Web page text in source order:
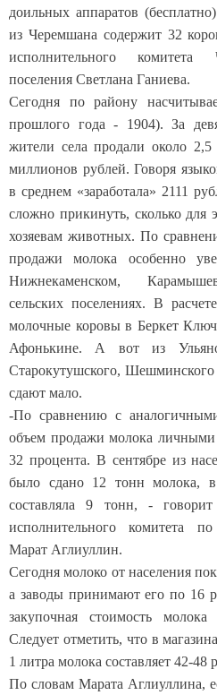
доильных аппаратов
из Черемшана содержит 32
исполнительного комитета
поселения Светлана Ганиева.
Сегодня по району
прошлого года - 1904). За
жители села продали около
миллионов рублей. Говоря
в среднем «заработала» 2111
сложно прикинуть, сколько для
хозяевам животных. По
продажи молока особенно
Нижнекаменском,
сельских поселениях. В
молочные коровы в Беркет
Афонькине. А вот из
Старокутушского, Шешминского
сдают мало.
-По сравнению с
объем продажи молока личными
32 процента. В сентябре из
было сдано 12 тонн молока,
составляла 9 тонн, - говорит
исполнительного комитета
Марат Аглиуллин.
Сегодня молоко от населения
а заводы принимают его по 16
закупочная стоимость
Следует отметить, что в
1 литра молока составляет 42-48
По словам Марата Аглиуллина,